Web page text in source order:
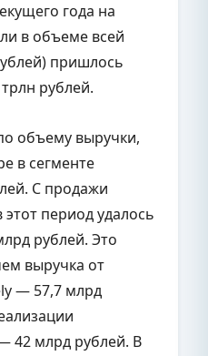
года на
в объеме всей
пришлось
рублей.
объему выручки,
в сегменте
С продажи
период удалось
рублей. Это
выручка от
— 57,7 млрд
42 млрд рублей. В